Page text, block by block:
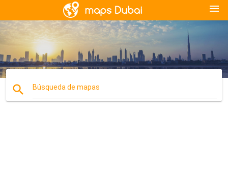
menu
search Búsqueda de mapas